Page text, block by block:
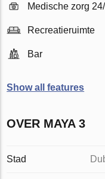
Medische zorg
Recreatieruimte
Bar
Show all features
OVER MAYA 3
Stad